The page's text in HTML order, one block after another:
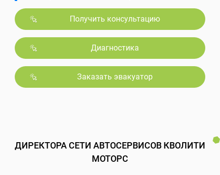
Получить консультацию
Диагностика
Заказать эвакуатор
ДИРЕКТОРА СЕТИ АВТОСЕРВИСОВ КВОЛИТИ
МОТОРС